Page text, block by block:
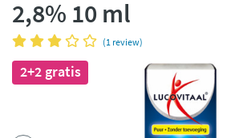
2,8% 10 ml
(1 review)
2+2 gratis